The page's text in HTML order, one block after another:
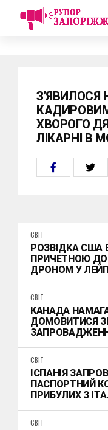
З’ЯВИЛОСЯ
ХВОРОГО
ЛІКАРНІ В
СВІТ
РОЗВІДКА США
ПРИЧЕТНОЮ ДО
ДРОНОМ У
СВІТ
КАНАДА
ДОМОВИТИСЯ
СВІТ
ІСПАНІЯ
ПАСПОРТНИЙ
ПРИБУЛИХ З
СВІТ